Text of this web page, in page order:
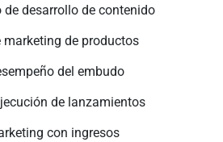
de desarrollo de contenido
marketing de productos
del embudo
de lanzamientos
con ingresos